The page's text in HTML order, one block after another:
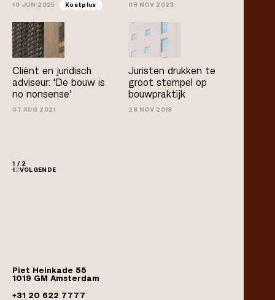
10 JUN 2025 Kostplus 09 NOV 2023
Cliënt en juridisch
adviseur: ‘De bouw is
no­ nonsense’
07 AUG 2021
Juristen drukken te
groot stempel op
bouwpraktijk
28 NOV 2018
1 / 2
12VOLGENDE
Piet Heinkade 55
1019 GM Amsterdam
+31 20 622 7777